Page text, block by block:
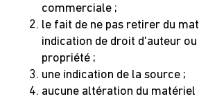
commerciale ;
le fait de ne pas retirer du
indication de droit d'auteur
propriété ;
une indication de la source ;
aucune altération du matériel